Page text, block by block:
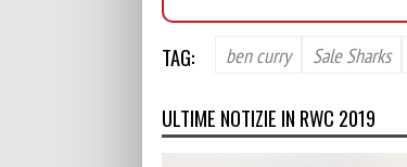
TAG: ben curry Sale Sharks
ULTIME NOTIZIE IN RWC 2019